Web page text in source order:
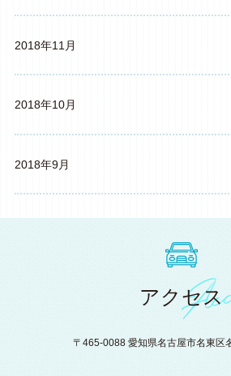
2018年11月
2018年10月
2018年9月
アクセス
〒465-0088 愛知県名古屋市名東区